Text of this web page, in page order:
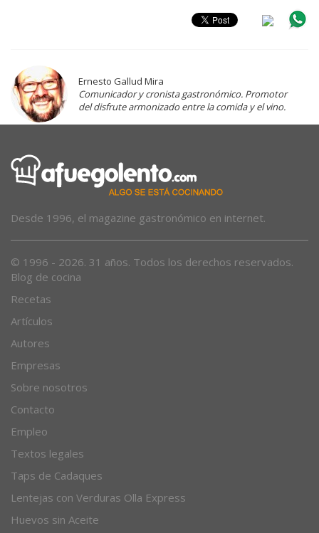
Ernesto Gallud Mira
Comunicador y cronista gastronómico. Promotor
del disfrute armonizado entre la comida y el vino.
Desde 1996, el magazine gastronómico en internet.
© 1996 - 2026. 31 años. Todos los derechos reservados.
Blog de cocina
Recetas
Artículos
Autores
Empresas
Sobre nosotros
Contacto
Empleo
Textos legales
Taps de Cadaques
Lentejas con Verduras Olla Express
Huevos sin Aceite